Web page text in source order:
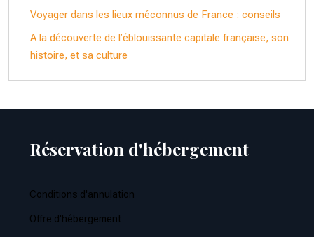
Voyager dans les lieux méconnus de France : conseils
A la découverte de l’éblouissante capitale française, son
histoire, et sa culture
Réservation d'hébergement
Conditions d'annulation
Offre d'hébergement